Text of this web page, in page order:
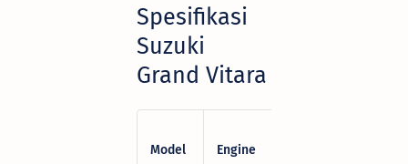
Spesifikasi
Suzuki
Grand Vitara
Model Engine